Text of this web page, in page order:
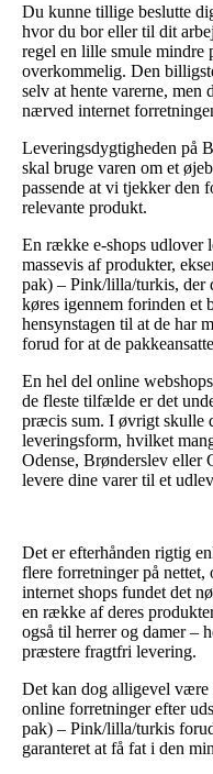
Du kunne tillige beslutte
hvor du bor eller til dit
regel en lille smule mindre
overkommelig. Den
selv at hente varerne, men
nærved internet
Leveringsdygtigheden på
skal bruge varen om et
passende at vi tjekker den
relevante produkt.
En række e-shops udlover
massevis af produkter,
pak) – Pink/lilla/turkis, der
køres igennem forinden et
hensynstagen til at de har
forud for at de
En hel del online
de fleste tilfælde er det
præcis sum. I øvrigt skulle
leveringsform, hvilket
Odense, Brønderslev eller
levere dine varer til et
Det er efterhånden rigtig
flere forretninger på nettet,
internet shops fundet det
en række af deres
også til herrer og damer –
præstere fragtfri levering.
Det kan dog alligevel
online forretninger efter
pak) – Pink/lilla/turkis
garanteret at få fat i den